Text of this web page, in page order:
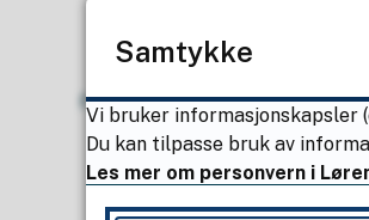
Fant du det du lette etter?
Samtykke
Vi bruker informasjonskapsler
Du kan tilpasse bruk av
Les mer om personvern i